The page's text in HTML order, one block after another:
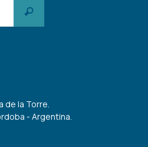
Buscar
de la Torre.
- Argentina.